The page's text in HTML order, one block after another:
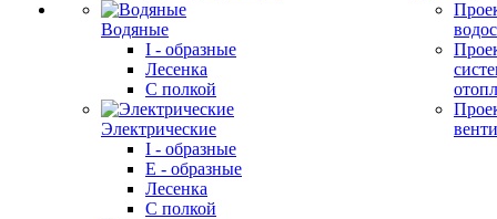
Водяные
I - образные
Лесенка
С полкой
Электрические
I - образные
E - образные
Лесенка
С полкой